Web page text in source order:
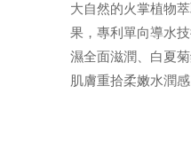
大自然的火掌植物
果，專利單向導水
濕全面滋潤、白夏
肌膚重拾柔嫩水潤感